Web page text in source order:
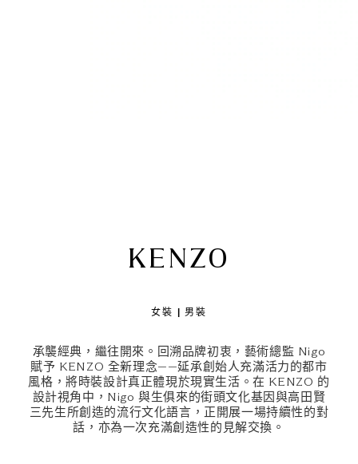
KENZO
女裝 | 男裝
承襲經典，繼往開來。回溯品牌初衷，藝術總監 Nigo
賦予 KENZO 全新理念——延承創始人充滿活力的都市
風格，將時裝設計真正體現於現實生活。在 KENZO 的
設計視角中，Nigo 與生俱來的街頭文化基因與高田賢
三先生所創造的流行文化語言，正開展一場持續性的對
話，亦為一次充滿創造性的見解交換。